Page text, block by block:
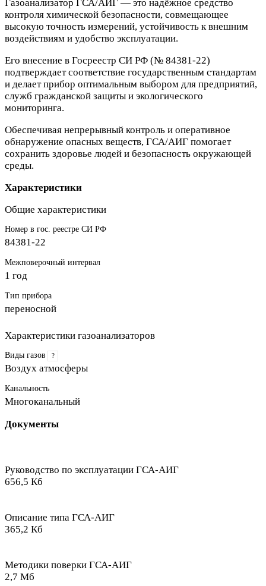
Газоанализатор ГСА/АИГ — это надёжное средство
контроля химической безопасности, совмещающее
высокую точность измерений, устойчивость к внешним
воздействиям и удобство эксплуатации.
Его внесение в Госреестр СИ РФ (№ 84381-22)
подтверждает соответствие государственным стандартам
и делает прибор оптимальным выбором для предприятий,
служб гражданской защиты и экологического
мониторинга.
Обеспечивая непрерывный контроль и оперативное
обнаружение опасных веществ, ГСА/АИГ помогает
сохранить здоровье людей и безопасность окружающей
среды.
Характеристики
Общие характеристики
Номер в гос. реестре СИ РФ
84381-22
Межповерочный интервал
1 год
Тип прибора
переносной
Характеристики газоанализаторов
Виды газов ?
Воздух атмосферы
Канальность
Многоканальный
Документы
Руководство по эксплуатации ГСА-АИГ
656,5 Кб
Описание типа ГСА-АИГ
365,2 Кб
Методики поверки ГСА-АИГ
2,7 Мб